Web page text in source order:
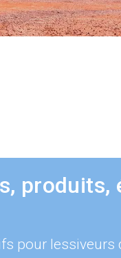
pour lessiveurs